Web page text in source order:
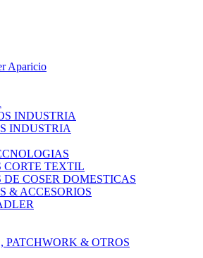
INDUSTRIA
INDUSTRIA
TEXTIL
COSER DOMESTICAS
& ACCESORIOS
PATCHWORK & OTROS